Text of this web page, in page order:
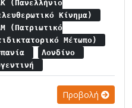
(Πανελλήνιο
Κίνημα)
(Πατριωτικό
Μέτωπο)
Λονδίνο
Προβολή